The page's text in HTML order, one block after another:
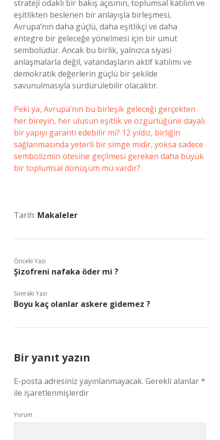
strateji odaklı bir bakış açısının, toplumsal katılım ve
eşitlikten beslenen bir anlayışla birleşmesi,
Avrupa’nın daha güçlü, daha eşitlikçi ve daha
entegre bir geleceğe yönelmesi için bir umut
sembolüdür. Ancak bu birlik, yalnızca siyasi
anlaşmalarla değil, vatandaşların aktif katılımı ve
demokratik değerlerin güçlü bir şekilde
savunulmasıyla sürdürülebilir olacaktır.
Peki ya, Avrupa’nın bu birleşik geleceği gerçekten
her bireyin, her ulusun eşitlik ve özgürlüğüne dayalı
bir yapıyı garanti edebilir mi? 12 yıldız, birliğin
sağlanmasında yeterli bir simge midir, yoksa sadece
sembolizmin ötesine geçilmesi gereken daha büyük
bir toplumsal dönüşüm mü vardır?
Tarih: Makaleler
Önceki Yazı
Şizofreni nafaka öder mi ?
Sonraki Yazı
Boyu kaç olanlar askere gidemez ?
Bir yanıt yazın
E-posta adresiniz yayınlanmayacak. Gerekli alanlar*
ile işaretlenmişlerdir
Yorum